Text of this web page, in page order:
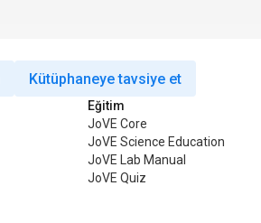
Kütüphaneye tavsiye et
Eğitim
JoVE Core
JoVE Science Education
JoVE Lab Manual
JoVE Quiz